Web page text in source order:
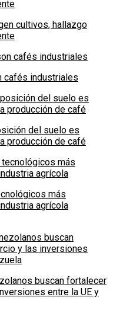
cultivos, hallazgo
cafés industriales
del suelo es
producción de café
más
agrícola
buscan fortalecer
entre la UE y